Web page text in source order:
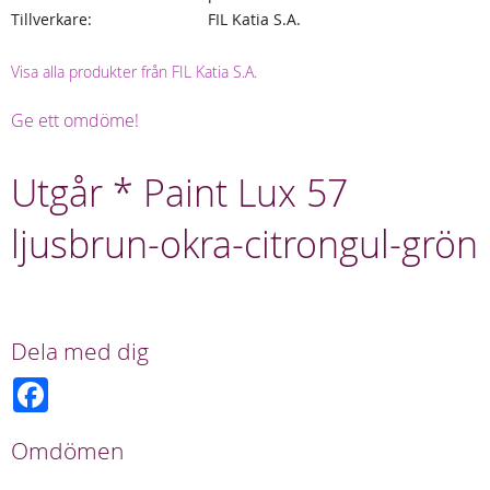
Tillverkare
FIL Katia S.A.
Visa alla produkter från FIL Katia S.A.
Ge ett omdöme!
Utgår * Paint Lux 57
ljusbrun-okra-citrongul-grön
Dela med dig
b
Omdömen